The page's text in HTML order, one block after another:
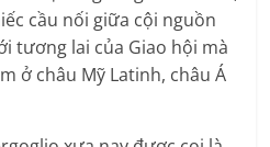
cầu nối giữa cội nguồn
tương lai của Giao hội mà
ở châu Mỹ Latinh, châu Á